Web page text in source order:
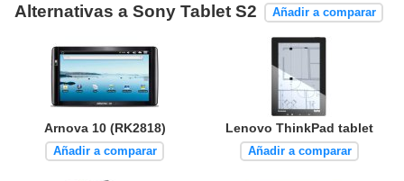
Alternativas a Sony Tablet S2 Añadir a comparar
Arnova 10 (RK2818)
Añadir a comparar
Lenovo ThinkPad tablet
Añadir a comparar